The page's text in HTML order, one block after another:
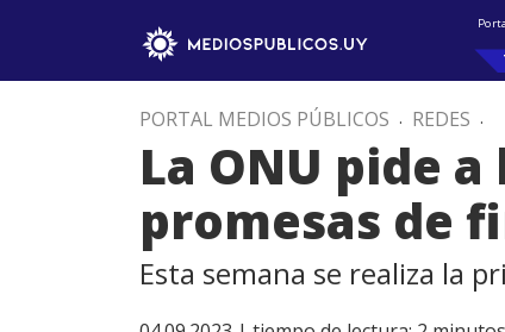
PORTAL MEDIOS PÚBLICOS . REDES .
La ONU pide
promesas de
Esta semana se realiza la